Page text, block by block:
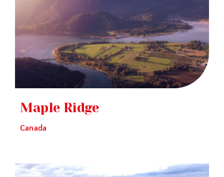
Maple Ridge
Canada